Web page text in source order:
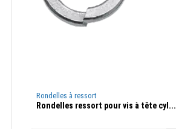
Rondelles à ressort
Rondelles ressort pour vis à tête cyl...